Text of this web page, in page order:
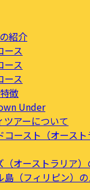
紹介
ース
ース
ース
徴
Under
ツアーについて
コースト（オース
（オーストラリア
島（フィリピン）